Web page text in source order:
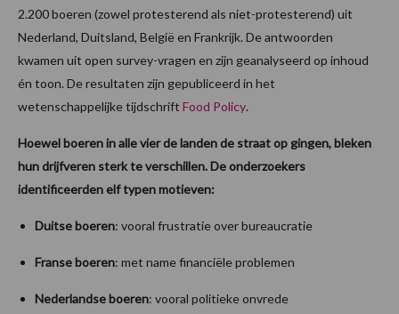
2.200 boeren (zowel protesterend als niet-protesterend) uit
Nederland, Duitsland, België en Frankrijk. De antwoorden
kwamen uit open survey-vragen en zijn geanalyseerd op inhoud
én toon. De resultaten zijn gepubliceerd in het
wetenschappelijke tijdschrift Food Policy.
Hoewel boeren in alle vier de landen de straat op gingen, bleken
hun drijfveren sterk te verschillen. De onderzoekers
identificeerden elf typen motieven:
Duitse boeren: vooral frustratie over bureaucratie
Franse boeren: met name financiële problemen
Nederlandse boeren: vooral politieke onvrede